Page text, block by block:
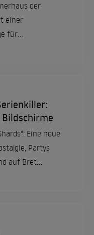
der
einer
für
Gerüchte
Eine neue
Partys
auf Bret